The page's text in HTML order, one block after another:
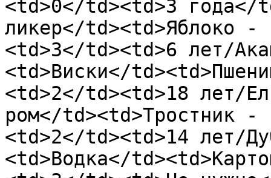
<td>0</td><td>3 года</
ликер</td><td>Яблоко
<td>3</td><td>6 лет/
<td>Виски</
<td>2</td><td>18 лет/
ром</td><td>Тростник
<td>2</td><td>14 лет/
<td>Водка</